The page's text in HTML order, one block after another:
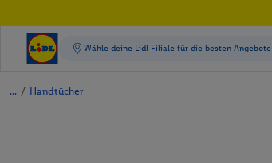
/ Handtücher